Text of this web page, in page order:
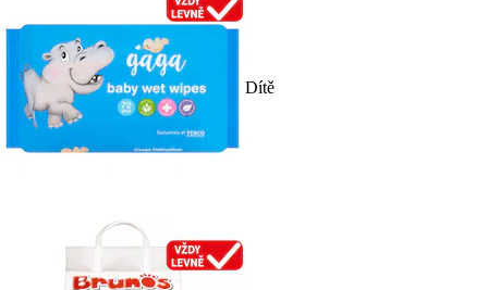
Dítě